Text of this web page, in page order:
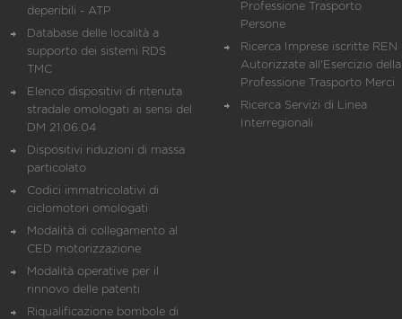
deperibili - ATP
Database delle località a
supporto dei sistemi RDS
TMC
Elenco dispositivi di ritenuta
stradale omologati ai sensi del
DM 21.06.04
Dispositivi riduzioni di massa
particolato
Codici immatricolativi di
ciclomotori omologati
Modalità di collegamento al
CED motorizzazione
Modalità operative per il
rinnovo delle patenti
Riqualificazione bombole di
Professione Trasporto
Persone
Ricerca Imprese iscritte REN
Autorizzate all'Esercizio della
Professione Trasporto Merci
Ricerca Servizi di Linea
Interregionali